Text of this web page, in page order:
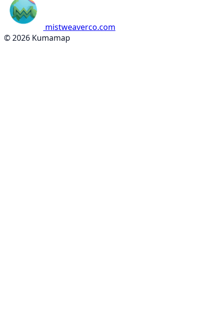
mistweaverco.com
© 2026 Kumamap